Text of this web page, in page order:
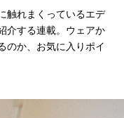
触れまくっているエデ
介する連載。ウェアか
のか、お気に入りポイ